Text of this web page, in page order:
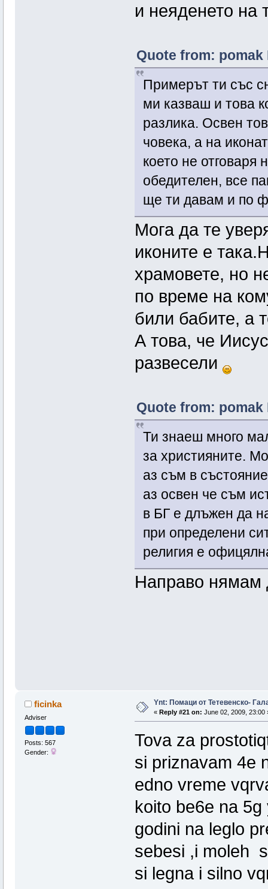
и неяденето на
Quote from: pomak
Примерът ти със
ми казваш и това
разлика. Освен
човека, а на
което не отговаря
обедителен, все
ще ти давам и по
Мога да те
иконите е
храмовете, но
по време на
били бабите, а
А това, че
развесели
Quote from: pomak
Ти знаеш много
за християните.
аз съм в
аз освен че съм
в БГ е длъжен да
при определени
религия е
Направо нямам
ficinka
Adviser
Posts: 567
Gender:
Ynt: Помаци от Тетевенско-
« Reply #21 on: June 02, 2009, 23:00
Tova za
si priznavam 4e
edno vreme
koito be6e na
godini na leglo
sebesi ,i moleh
si legna i silno